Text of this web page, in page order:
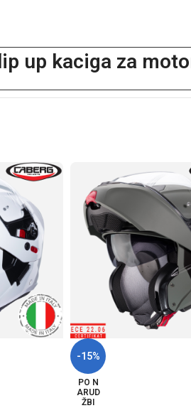
up kaciga za
-15%
PO N
ARUD
ŽBI